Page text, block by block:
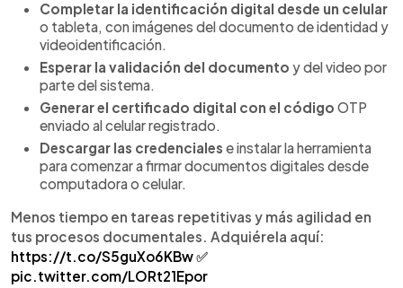
Completar la identificación digital desde un celular
o tableta, con imágenes del documento de identidad y
videoidentificación.
Esperar la validación del documento y del video por
parte del sistema.
Generar el certificado digital con el código OTP
enviado al celular registrado.
Descargar las credenciales e instalar la herramienta
para comenzar a firmar documentos digitales desde
computadora o celular.
Menos tiempo en tareas repetitivas y más agilidad en
tus procesos documentales. Adquiérela aquí:
https://t.co/S5guXo6KBw✅
pic.twitter.com/LORt21Epor